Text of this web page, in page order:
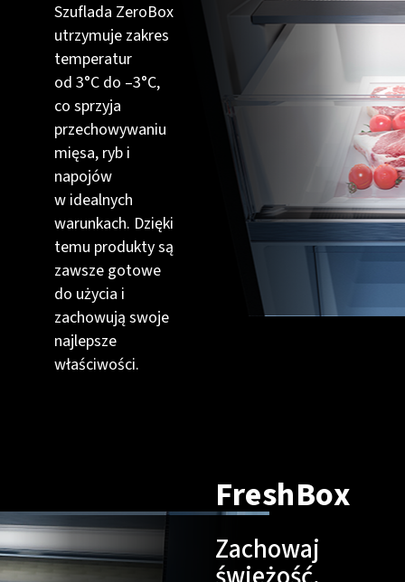
Szuflada ZeroBox
utrzymuje zakres
temperatur
od 3°C do –3°C,
co sprzyja
przechowywaniu
mięsa, ryb i
napojów
w idealnych
warunkach. Dzięki
temu produkty są
zawsze gotowe
do użycia i
zachowują swoje
najlepsze
właściwości.
FreshBox
Zachowaj